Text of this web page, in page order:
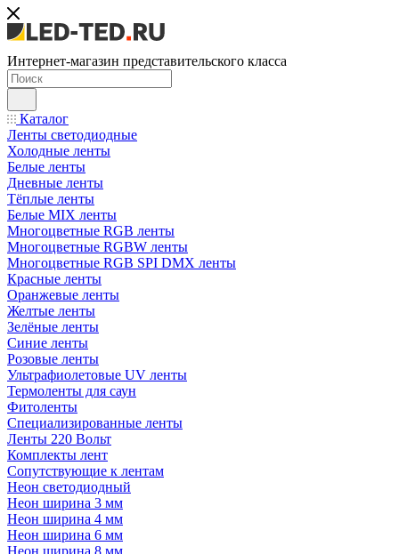
Интернет-магазин представительского класса
Каталог
Ленты светодиодные
Холодные ленты
Белые ленты
Дневные ленты
Тёплые ленты
Белые MIX ленты
Многоцветные RGB ленты
Многоцветные RGBW ленты
Многоцветные RGB SPI DMX ленты
Красные ленты
Оранжевые ленты
Желтые ленты
Зелёные ленты
Синие ленты
Розовые ленты
Ультрафиолетовые UV ленты
Термоленты для саун
Фитоленты
Специализированные ленты
Ленты 220 Вольт
Комплекты лент
Сопутствующие к лентам
Неон светодиодный
Неон ширина 3 мм
Неон ширина 4 мм
Неон ширина 6 мм
Неон ширина 8 мм